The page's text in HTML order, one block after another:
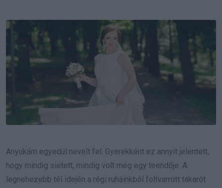
Email
Anyukám egyedül nevelt fel. Gyerekként ez annyit jelentett,
hogy mindig sietett, mindig volt még egy teendője. A
legnehezebb tél idején a régi ruháinkból foltvarrott takarót